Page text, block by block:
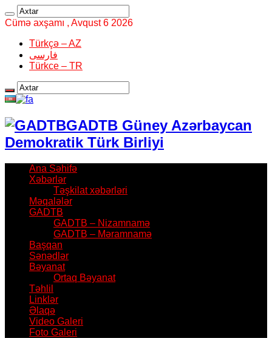
Cümə axşamı , Avqust 6 2026
Türkçə – AZ
فارسی
Türkce – TR
GADTB Güney Azərbaycan
Demokratik Türk Birliyi
Ana Səhifə
Xəbərlər
Təşkilat xəbərləri
Məqalələr
GADTB
GADTB – Nizamnamə
GADTB – Məramnamə
Başqan
Sənədlər
Bəyanat
Ortaq Bəyanat
Təhlil
Linklər
Əlaqə
Video Galeri
Foto Galeri